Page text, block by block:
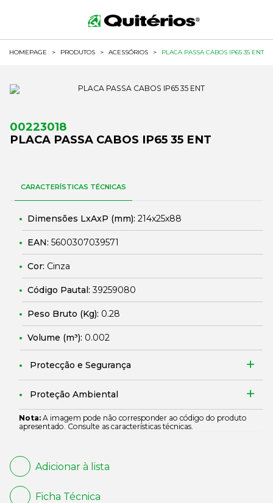
HOMEPAGE > PRODUTOS > ACESSÓRIOS > PLACA PASSA CABOS IP65 35 ENT
00223018
PLACA PASSA CABOS IP65 35 ENT
CARACTERÍSTICAS TÉCNICAS
Dimensões LxAxP (mm): 214x25x88
EAN: 5600307039571
Cor: Cinza
Código Pautal:39259080
Peso Bruto (Kg): 0.28
Volume (m³): 0.002
Protecção e Segurança
Proteção Ambiental
Nota: A imagem pode não corresponder ao código do produto
apresentado. Consulte as características técnicas.
Adicionar à lista
Ficha Técnica